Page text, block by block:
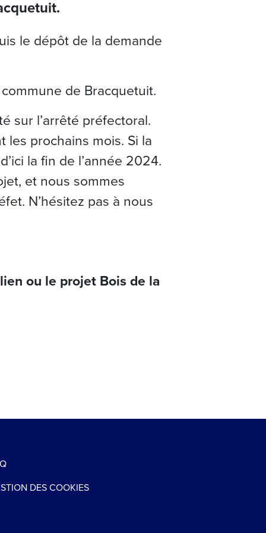
le dépôt de la demande
de Bracquetuit.
sur l’arrêté préfectoral.
les prochains mois. Si la
la fin de l’année 2024.
et nous sommes
N’hésitez pas à nous
ou le projet Bois de la
DES COOKIES